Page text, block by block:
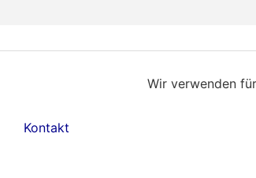
Wir verwenden
Kontakt